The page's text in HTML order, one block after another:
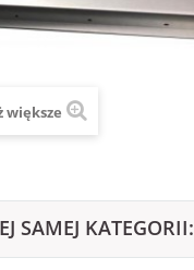
większe
SAMEJ KATEGORII: